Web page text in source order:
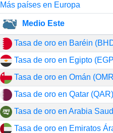
Más países en Europa
Medio Este
Tasa de oro en Baréin
Tasa de oro en Egipto
Tasa de oro en Omán
Tasa de oro en Qatar (QAR)
Tasa de oro en Arabia
Tasa de oro en Emiratos